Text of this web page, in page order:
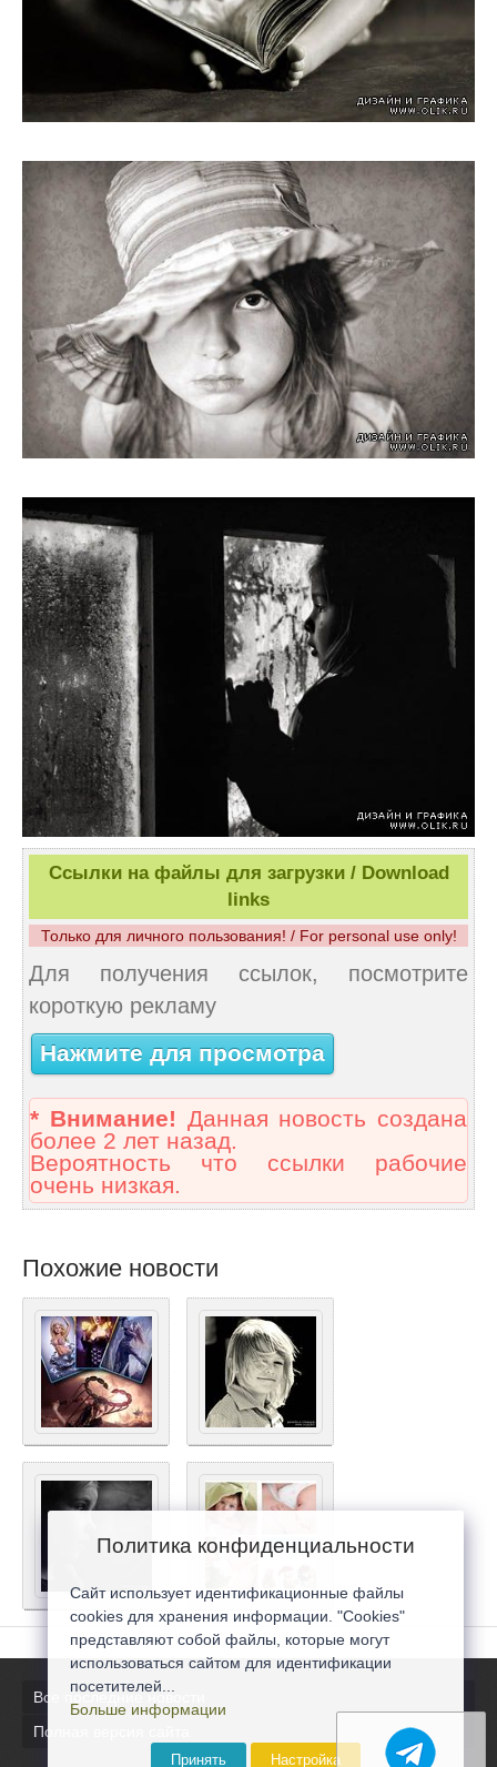
Ссылки на файлы для загрузки / Download
links
Только для личного пользования! / For personal use only!
Для получения ссылок, посмотрите
короткую рекламу
Нажмите для просмотра
* Внимание! Данная новость создана
более 2 лет назад.
Вероятность что ссылки рабочие
очень низкая.
Похожие новости
Все последние новости
Полная версия сайта
Политика конфиденциальности
Сайт использует идентификационные файлы
cookies для хранения информации. "Cookies"
представляют собой файлы, которые могут
использоваться сайтом для идентификации
посетителей...
Больше информации
Принять Настройка